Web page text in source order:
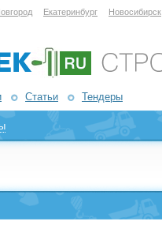
Екатеринбург Новосибирск
Статьи Тендеры